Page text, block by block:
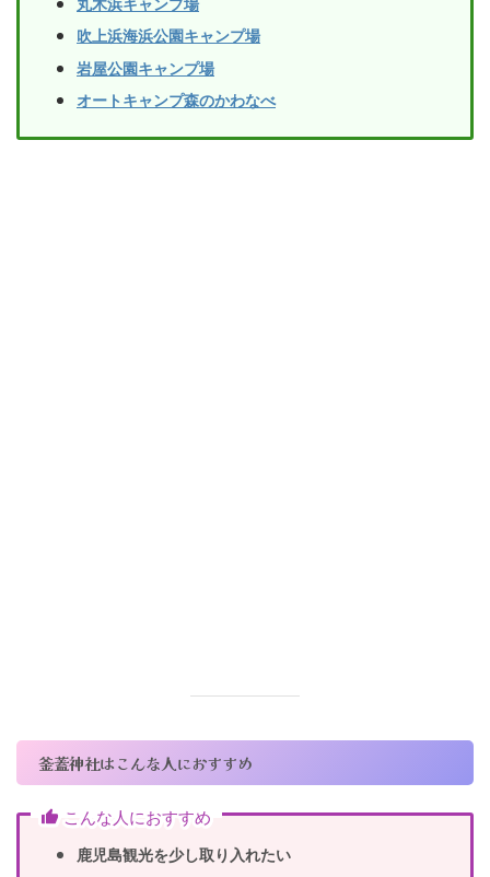
吹上浜海浜公園キャンプ場
岩屋公園キャンプ場
オートキャンプ森のかわなべ
釜蓋神社はこんな人におすすめ
こんな人におすすめ
鹿児島観光を少し取り入れたい